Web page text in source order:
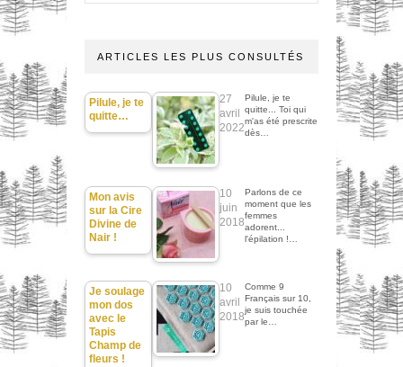
ARTICLES LES PLUS CONSULTÉS
Pilule, je te
quitte…
27
avril
2022
Pilule, je te
quitte... Toi qui
m'as été prescrite
dès…
Mon avis
sur la Cire
Divine de
Nair !
10
juin
2018
Parlons de ce
moment que les
femmes
adorent...
l'épilation !…
Je soulage
mon dos
avec le
Tapis
Champ de
fleurs !
10
avril
2018
Comme 9
Français sur 10,
je suis touchée
par le…